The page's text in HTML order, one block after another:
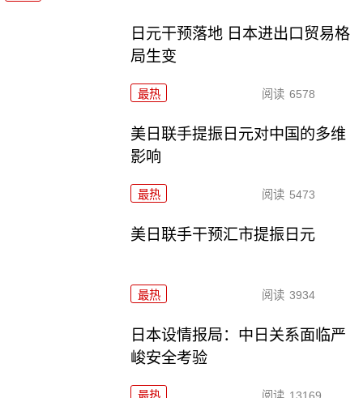
日元干预落地 日本进出口贸易格
局生变
最热 阅读 6578
美日联手提振日元对中国的多维
影响
最热 阅读 5473
美日联手干预汇市提振日元
最热 阅读 3934
日本设情报局：中日关系面临严
峻安全考验
最热 阅读 13169